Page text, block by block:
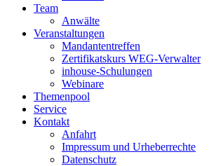
Team
Anwälte
Veranstaltungen
Mandantentreffen
Zertifikatskurs WEG-Verwalter
inhouse-Schulungen
Webinare
Themenpool
Service
Kontakt
Anfahrt
Impressum und Urheberrechte
Datenschutz